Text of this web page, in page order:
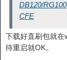
DB120/
CFE
下载好直刷包就
待重启就OK。